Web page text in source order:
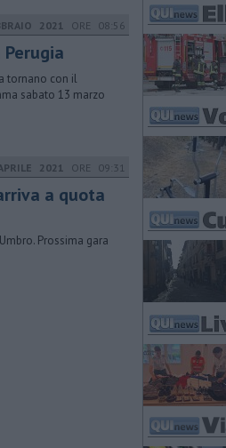
2021 ORE 08:56
tornano con il
sabato 13 marzo
2021 ORE 09:31
a quota
Prossima gara